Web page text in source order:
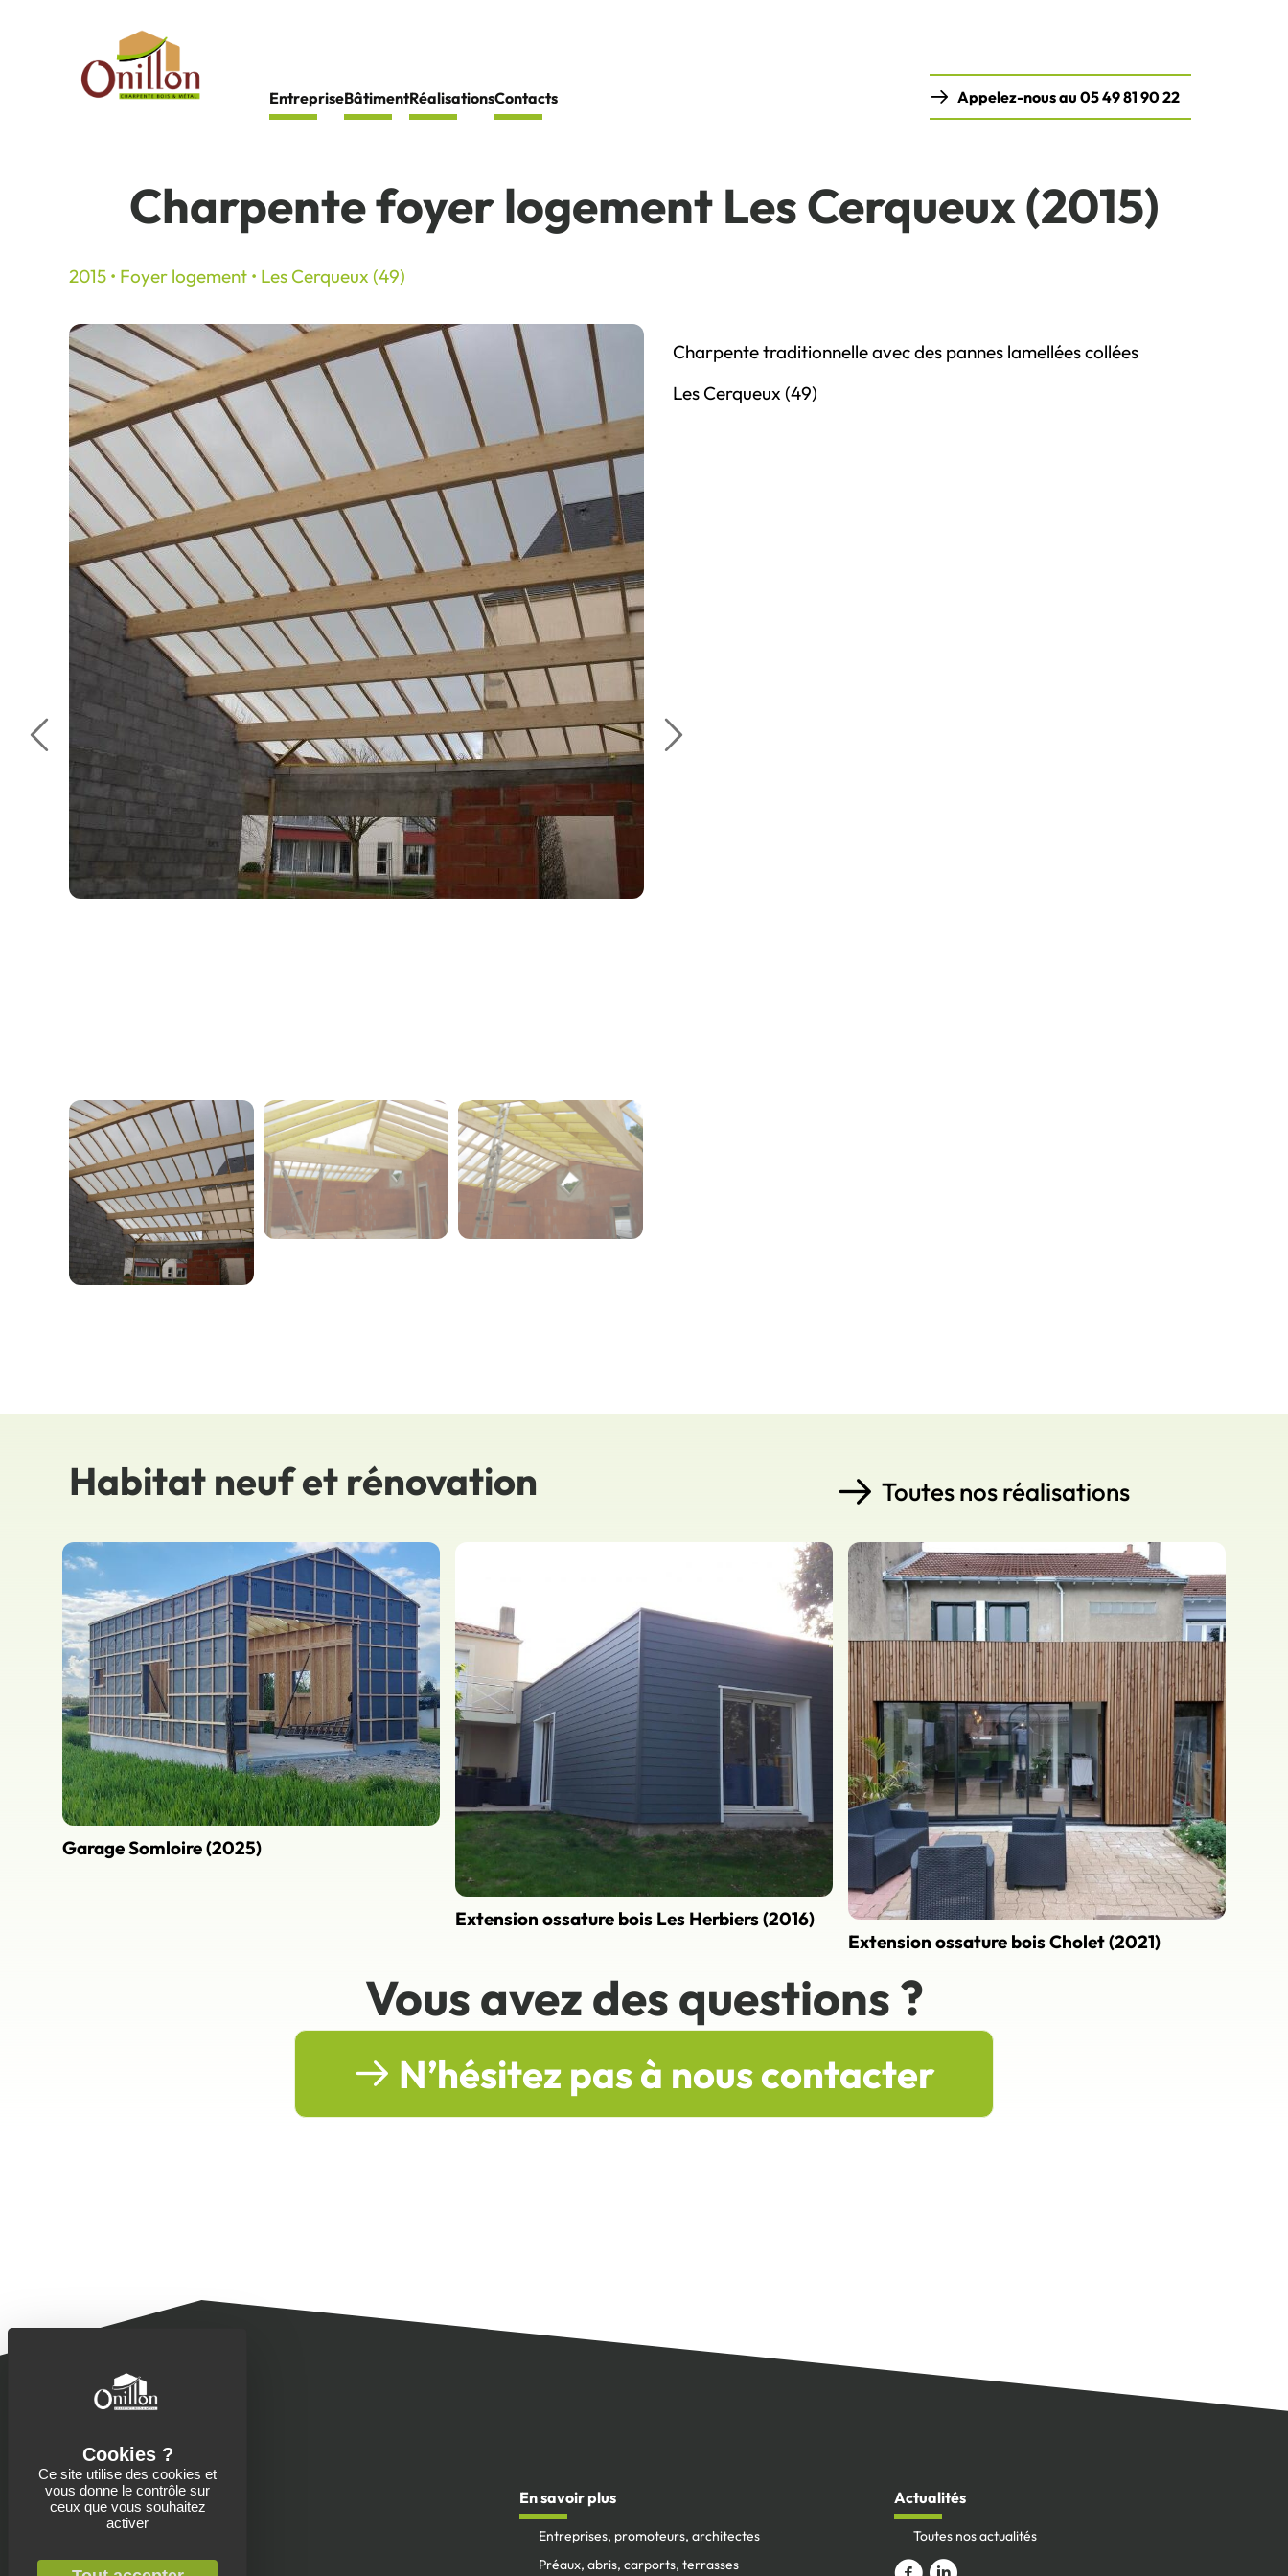
EntrepriseBâtimentRéalisationsContacts Appelez-nous au 05 49 81 90 22
Charpente foyer logement Les Cerqueux (2015)
2015 • Foyer logement • Les Cerqueux (49)
Charpente traditionnelle avec des pannes lamellées collées
Les Cerqueux (49)
Habitat neuf et rénovation Toutes nos réalisations
Garage Somloire (2025)
Extension ossature bois Les Herbiers (2016)
Extension ossature bois Cholet (2021)
Vous avez des questions ?
N’hésitez pas à nous contacter
Contacts
Saint-Aubin-de-Baubigné
En savoir plus
Entreprises, promoteurs, architectes
Préaux, abris, carports, terrasses
Actualités
Toutes nos actualités
Aller vers la page Facebook
Aller sur le compte Linkedin
Ce site utilise des cookies et
vous donne le contrôle sur
ceux que vous souhaitez
activer